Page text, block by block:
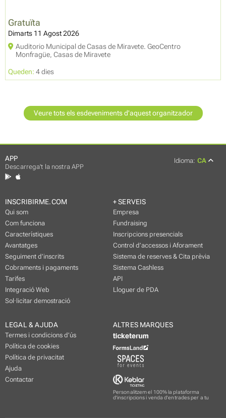
Gratuïta
Dimarts 11 Agost 2026
Auditorio Municipal de Casas de Miravete. GeoCentro
Monfragüe, Casas de Miravete
Queden: 4 dies
Veure tots els esdeveniments d'aquest organitzador
INSCRIBIRME.COM
Qui som
Com funciona
Característiques
Avantatges
Seguiment d’inscrits
Cobraments i pagaments
Tarifes
Integració Web
Sol·licitar demostració
+ SERVEIS
Empresa
Fundraising
Inscripcions presencials
Control d’accessos i Aforament
Sistema de reserves & Cita prèvia
Sistema Cashless
API
Lloguer de PDA
LEGAL & AJUDA
Termes i condicions d’ús
Política de cookies
Política de privacitat
Ajuda
Contactar
APP
Descarrega't la nostra APP
Idioma: CA
ALTRES MARQUES
Personalitzem el 100% la plataforma
d'inscripcions i venda d'entrades per a tu